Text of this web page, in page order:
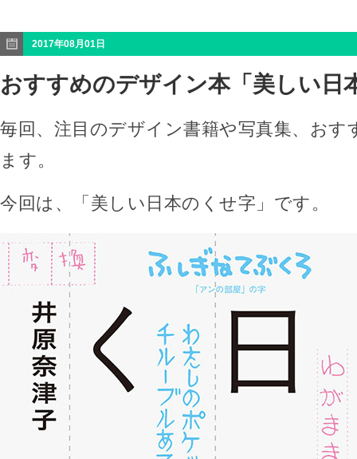
2017年08月01日
おすすめのデザイン本「美しい日
毎回、注目のデザイン書籍や写真集、おす
ます。
今回は、「美しい日本のくせ字」です。